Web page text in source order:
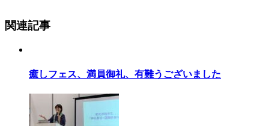
関連記事
癒しフェス、満員御礼、有難うございました